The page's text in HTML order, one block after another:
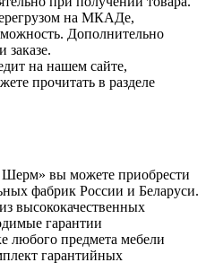
на МКАДе,
Дополнительно
заказе.
на нашем сайте,
прочитать в разделе
Шерм» вы можете приобрести
фабрик России и Беларуси.
высококачественных
гарантии
любого предмета мебели
гарантийных